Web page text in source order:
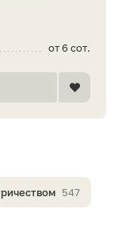
547
от 6 сот.